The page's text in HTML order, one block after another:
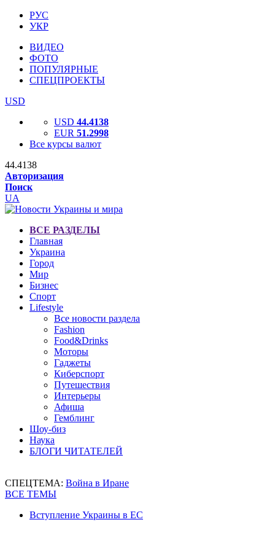
РУС
УКР
ВИДЕО
ФОТО
ПОПУЛЯРНЫЕ
СПЕЦПРОЕКТЫ
USD
USD 44.4138
EUR 51.2998
Все курсы валют
44.4138
Авторизация
Поиск
UA
ВСЕ РАЗДЕЛЫ
Главная
Украина
Город
Мир
Бизнес
Спорт
Lifestyle
Все новости раздела
Fashion
Food&Drinks
Моторы
Гаджеты
Киберспорт
Путешествия
Интерьеры
Афиша
Гемблинг
Шоу-биз
Наука
БЛОГИ ЧИТАТЕЛЕЙ
СПЕЦТЕМА: Война в Иране
ВСЕ ТЕМЫ
Вступление Украины в ЕС